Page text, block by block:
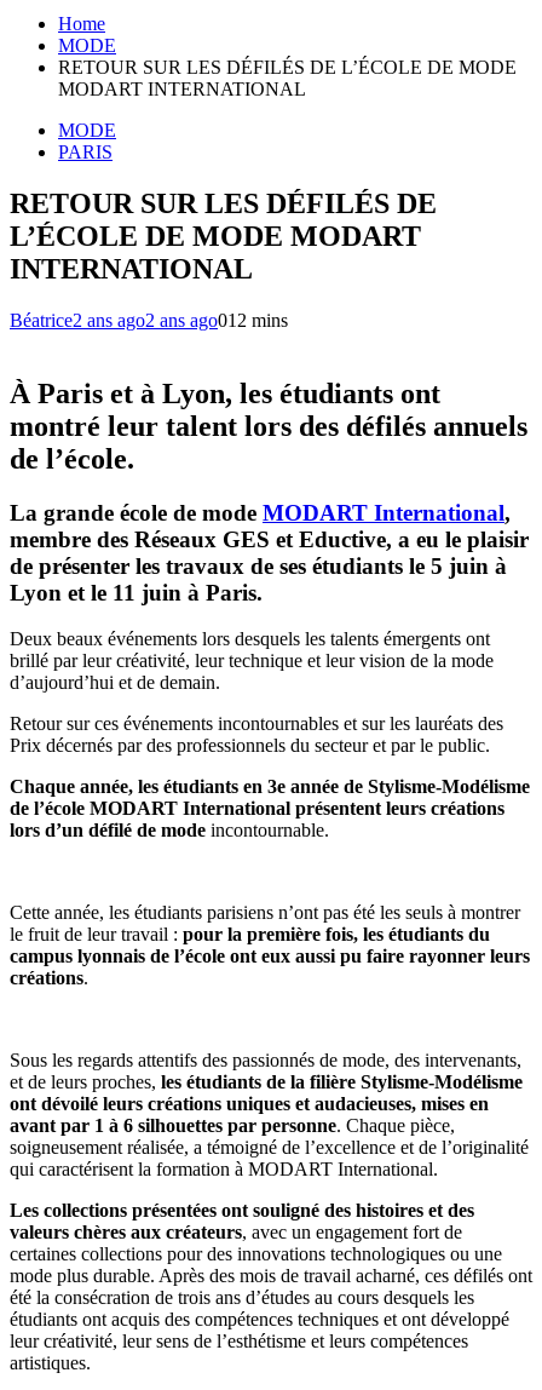
Home
MODE
RETOUR SUR LES DÉFILÉS DE L’ÉCOLE DE MODE
MODART INTERNATIONAL
MODE
PARIS
RETOUR SUR LES DÉFILÉS DE
L’ÉCOLE DE MODE MODART
INTERNATIONAL
Béatrice2 ans ago2 ans ago012 mins
À Paris et à Lyon, les étudiants ont
montré leur talent lors des défilés annuels
de l’école.
La grande école de mode MODART International,
membre des Réseaux GES et Eductive, a eu le plaisir
de présenter les travaux de ses étudiants le 5 juin à
Lyon et le 11 juin à Paris.
Deux beaux événements lors desquels les talents émergents ont
brillé par leur créativité, leur technique et leur vision de la mode
d’aujourd’hui et de demain.
Retour sur ces événements incontournables et sur les lauréats des
Prix décernés par des professionnels du secteur et par le public.
Chaque année, les étudiants en 3e année de Stylisme-Modélisme
de l’école MODART International présentent leurs créations
lors d’un défilé de mode incontournable.
Cette année, les étudiants parisiens n’ont pas été les seuls à montrer
le fruit de leur travail : pour la première fois, les étudiants du
campus lyonnais de l’école ont eux aussi pu faire rayonner leurs
créations.
Sous les regards attentifs des passionnés de mode, des intervenants,
et de leurs proches, les étudiants de la filière Stylisme-Modélisme
ont dévoilé leurs créations uniques et audacieuses, mises en
avant par 1 à 6 silhouettes par personne. Chaque pièce,
soigneusement réalisée, a témoigné de l’excellence et de l’originalité
qui caractérisent la formation à MODART International.
Les collections présentées ont souligné des histoires et des
valeurs chères aux créateurs, avec un engagement fort de
certaines collections pour des innovations technologiques ou une
mode plus durable. Après des mois de travail acharné, ces défilés ont
été la consécration de trois ans d’études au cours desquels les
étudiants ont acquis des compétences techniques et ont développé
leur créativité, leur sens de l’esthétisme et leurs compétences
artistiques.